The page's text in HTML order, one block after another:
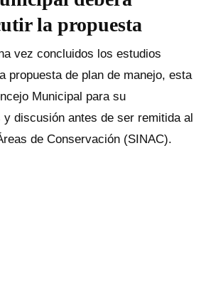
la propuesta
vez concluidos los estudios
propuesta de plan de manejo, esta
Municipal para su
discusión antes de ser remitida al
de Conservación (SINAC).